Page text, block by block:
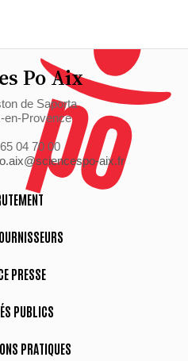
Po Aix
de Saporta
en-Provence
04 70 00
aix.fr
PRESSE
PUBLICS
PRATIQUES